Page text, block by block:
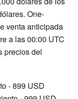
One-
venta anticipada
a las 00:00 UTC
precios del
- 899 USD